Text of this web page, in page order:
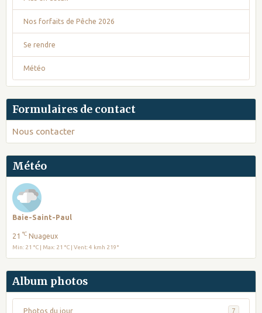
Nos forfaits de Pêche 2026
Se rendre
Météo
Formulaires de contact
Nous contacter
Météo
Baie-Saint-Paul
21 °C Nuageux
Min: 21 °C | Max: 21 °C | Vent: 4 kmh 219°
Album photos
Photos du jour 7